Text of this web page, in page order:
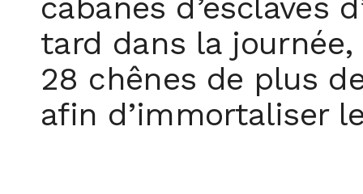
cabanes d’esclaves
tard dans la
28 chênes de plus
afin d’immortaliser